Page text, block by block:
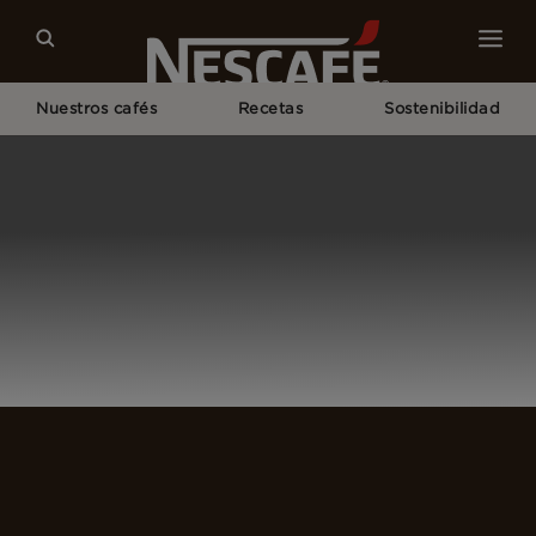
Nuestros cafés Recetas Sostenibilidad